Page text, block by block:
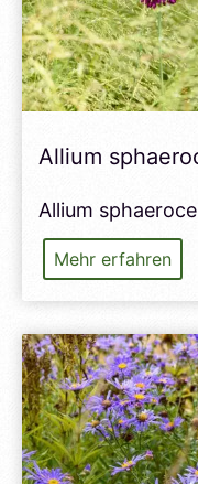
Allium
Allium
Mehr erfahren